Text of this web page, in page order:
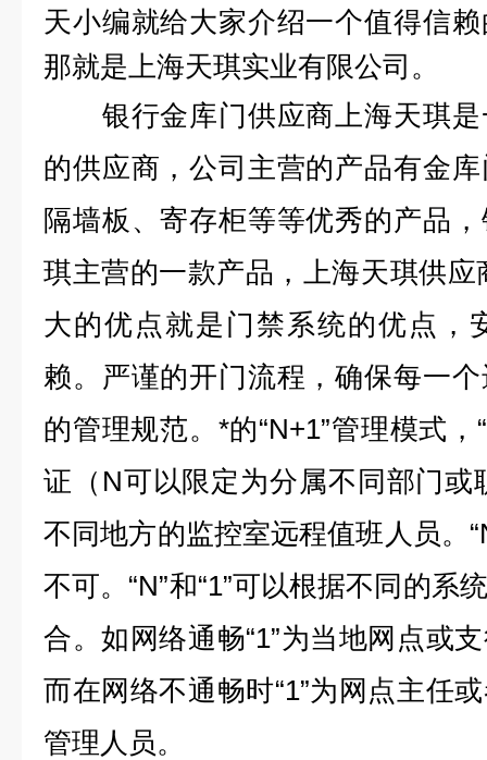
天小编就给大家介绍一个值得信
那就是上海天琪实业有限公司。
银行金库门供应商上海天琪是
的供应商，公司主营的产品有金
隔墙板、寄存柜等等优秀的产品
琪主营的一款产品，上海天琪供
大的优点就是门禁系统的优点，
赖。严谨的开门流程，确保每一
的管理规范。*的“N+1”管理模式
证（N可以限定为分属不同部门或
不同地方的监控室远程值班人员。
不可。“N”和“1”可以根据不同的系
合。如网络通畅“1”为当地网点或
而在网络不通畅时“1”为网点主任
管理人员。